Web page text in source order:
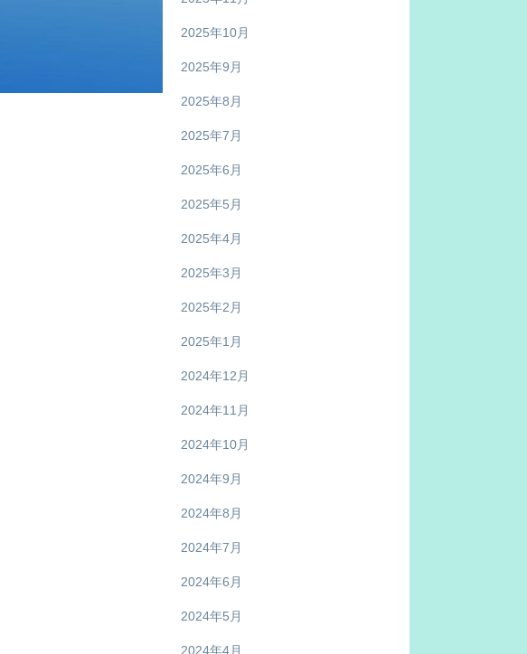
2025年10月
2025年9月
2025年8月
2025年7月
2025年6月
2025年5月
2025年4月
2025年3月
2025年2月
2025年1月
2024年12月
2024年11月
2024年10月
2024年9月
2024年8月
2024年7月
2024年6月
2024年5月
2024年4月